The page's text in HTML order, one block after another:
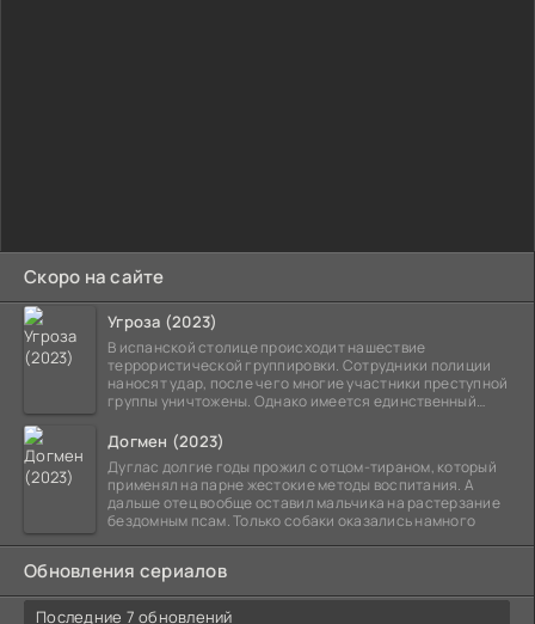
Скоро на сайте
Угроза (2023)
В испанской столице происходит нашествие
террористической группировки. Сотрудники полиции
наносят удар, после чего многие участники преступной
группы уничтожены. Однако имеется единственный
Догмен (2023)
Дуглас долгие годы прожил с отцом-тираном, который
применял на парне жестокие методы воспитания. А
дальше отец вообще оставил мальчика на растерзание
бездомным псам. Только собаки оказались намного
Обновления сериалов
Последние 7 обновлений